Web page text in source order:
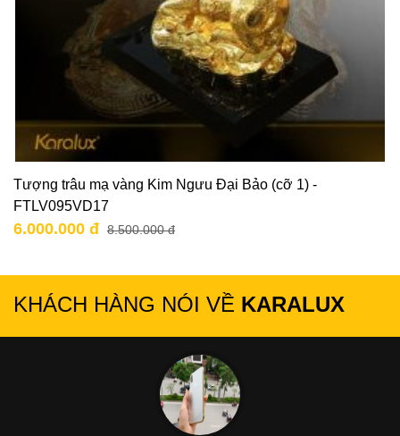
Tượng trâu mạ vàng Kim Ngưu Đại Bảo (cỡ 1) -
FTLV095VD17
6.000.000 đ 8.500.000 đ
KHÁCH HÀNG NÓI VỀ KARALUX